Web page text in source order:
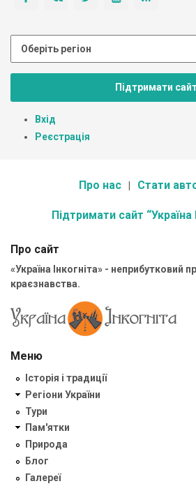
Підтримати
Вхід
Реєстрація
Про нас Стати
Підтримати сайт “Україна
Про сайт
«Україна Інкогніта» - неприбутковий
краєзнавства.
Меню
Історія і традиції
Регіони України
Тури
Пам'ятки
Природа
Блог
Галереї